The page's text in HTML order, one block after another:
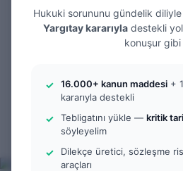
Hukuki sorununu gündelik
Yargıtay kararıyla destekli
konuşur gibi
16.000+ kanun maddesi +
kararıyla destekli
Tebligatını yükle — kritik
söyleyelim
Dilekçe üretici, sözleşme
araçları
Yargıtay Kararı İncelemesi: 2.
Facebook
WhatsApp
Rastgele
Makale
Kenar
Bölmesi
yap